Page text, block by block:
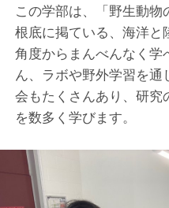
この学部は、「野生動
根底に掲ている、海洋と
角度からまんべんなく学
ん、ラボや野外学習を
会もたくさんあり、研究
を数多く学びます。